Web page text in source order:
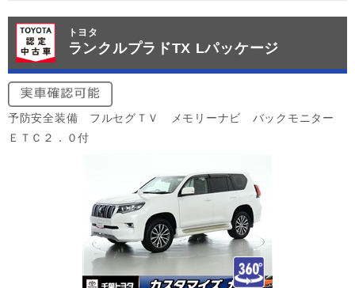
トヨタ
ランクルプラドTX Lパッケージ
予防安全装備 フルセグＴＶ メモリーナビ バックモニター
ＥＴＣ２．０付